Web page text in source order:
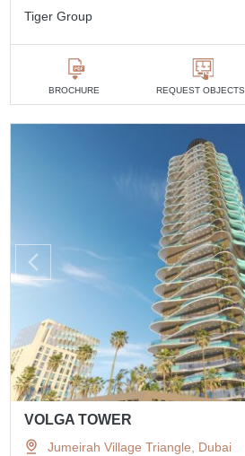
Tiger Group
BROCHURE REQUEST OBJECTS
VOLGA TOWER
Jumeirah Village Triangle, Dubai